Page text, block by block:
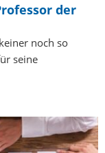
der
noch so
seine